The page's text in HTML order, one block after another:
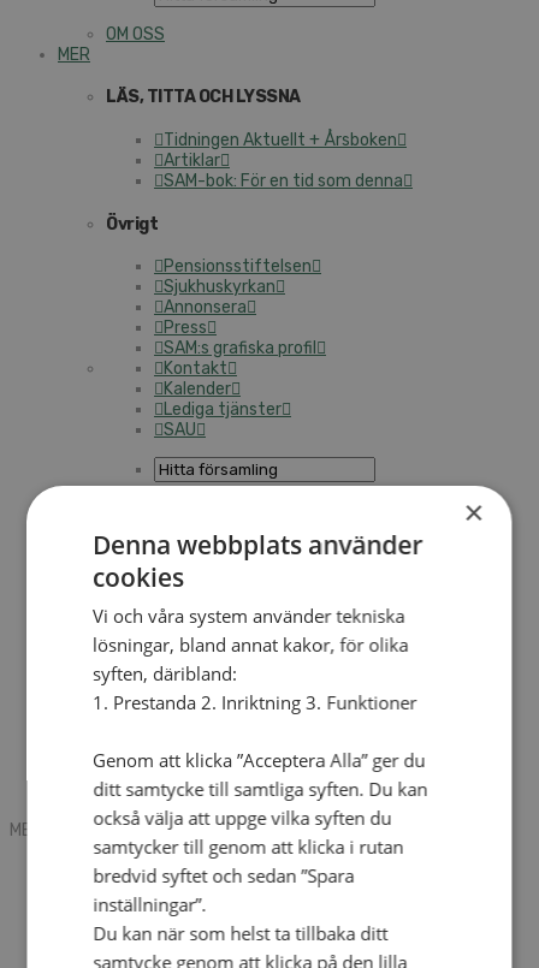
OM OSS
MER
LÄS, TITTA OCH LYSSNA
Tidningen Aktuellt + Årsboken
Artiklar
SAM-bok: För en tid som denna
Övrigt
Pensionsstiftelsen
Sjukhuskyrkan
Annonsera
Press
SAM:s grafiska profil
Kontakt
Kalender
Lediga tjänster
SAU
Mobile box
Kontakt
Tidning
Annonsera
Hitta församling
Press
Kalender
Lediga tjänster
Sommargårdar
MENU
MENU
Search mobile
English
Hej! Vad söker du?
Kontakt
×
Denna webbplats använder
cookies
Vi och våra system använder tekniska
lösningar, bland annat kakor, för olika
syften, däribland:
1. Prestanda 2. Inriktning 3. Funktioner
Genom att klicka ”Acceptera Alla” ger du
ditt samtycke till samtliga syften. Du kan
också välja att uppge vilka syften du
samtycker till genom att klicka i rutan
bredvid syftet och sedan ”Spara
inställningar”.
Du kan när som helst ta tillbaka ditt
samtycke genom att klicka på den lilla